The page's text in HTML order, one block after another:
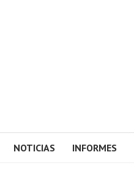
NOTICIAS INFORMES